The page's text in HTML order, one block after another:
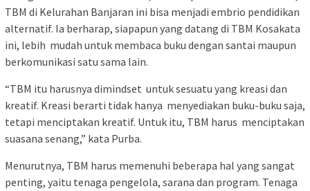
TBM di Kelurahan Banjaran ini bisa menjadi embrio pendidikan
alternatif. Ia berharap, siapapun yang datang di TBM Kosakata
ini, lebih mudah untuk membaca buku dengan santai maupun
berkomunikasi satu sama lain.
“TBM itu harusnya dimindset untuk sesuatu yang kreasi dan
kreatif. Kreasi berarti tidak hanya menyediakan buku-buku saja,
tetapi menciptakan kreatif. Untuk itu, TBM harus menciptakan
suasana senang,” kata Purba.
Menurutnya, TBM harus memenuhi beberapa hal yang sangat
penting, yaitu tenaga pengelola, sarana dan program. Tenaga